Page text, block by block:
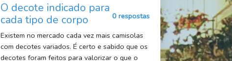
O decote indicado para
cada tipo de corpo
0 respostas
Existem no mercado cada vez mais camisolas
com decotes variados. É certo e sabido que os
decotes foram feitos para valorizar o que o